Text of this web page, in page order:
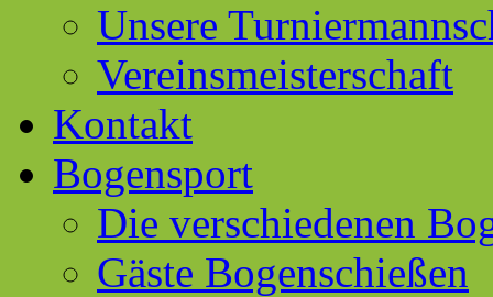
Unsere
Vereinsmeisterschaft
Kontakt
Bogensport
Die verschiedenen
Gäste Bogenschießen